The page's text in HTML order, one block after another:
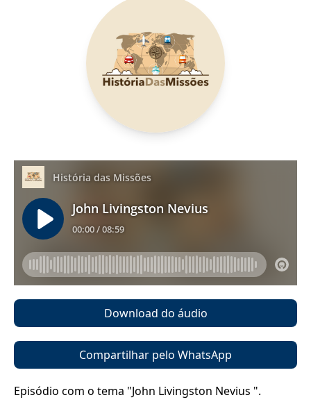
Download do áudio
Compartilhar pelo WhatsApp
Episódio com o tema "John Livingston Nevius ".